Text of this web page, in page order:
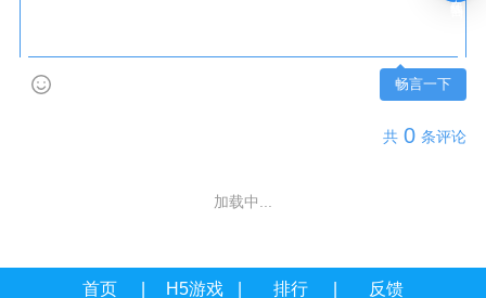
畅言一下
共 0 条评论
加载中...
首页 H5游戏 排行 反馈